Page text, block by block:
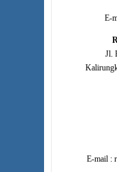
E-
Jl.
E-mail :